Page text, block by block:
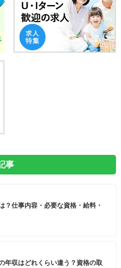
事
？仕事内容・必要な資格・給料・
年収はどれくらい違う？資格の取